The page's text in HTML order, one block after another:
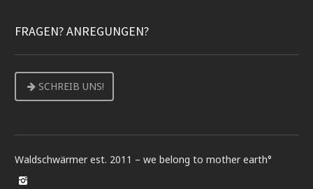
FRAGEN? ANREGUNGEN?
SCHREIB UNS!
Waldschwärmer est. 2011 – we belong to mother earth°